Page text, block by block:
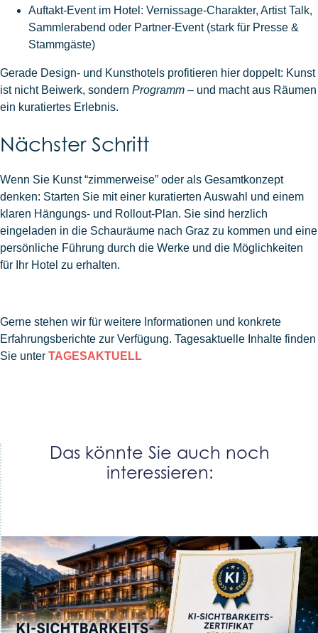
Auftakt-Event im Hotel: Vernissage-Charakter, Artist Talk,
Sammlerabend oder Partner-Event (stark für Presse &
Stammgäste)
Gerade Design- und Kunsthotels profitieren hier doppelt: Kunst
ist nicht Beiwerk, sondern Programm – und macht aus Räumen
ein kuratiertes Erlebnis.
Nächster Schritt
Wenn Sie Kunst “zimmerweise” oder als Gesamtkonzept
denken: Starten Sie mit einer kuratierten Auswahl und einem
klaren Hängungs- und Rollout-Plan. Sie sind herzlich
eingeladen in die Schauräume nach Graz zu kommen und eine
persönliche Führung durch die Werke und die Möglichkeiten
für Ihr Hotel zu erhalten.
Gerne stehen wir für weitere Informationen und konkrete
Erfahrungsberichte zur Verfügung. Tagesaktuelle Inhalte finden
Sie unter TAGESAKTUELL
Das könnte Sie auch noch
interessieren: